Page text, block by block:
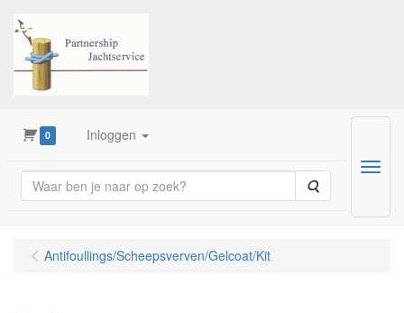
0 Inloggen
Zoeken
Menu
Antifoullings/Scheepsverven/Gelcoat/Kit